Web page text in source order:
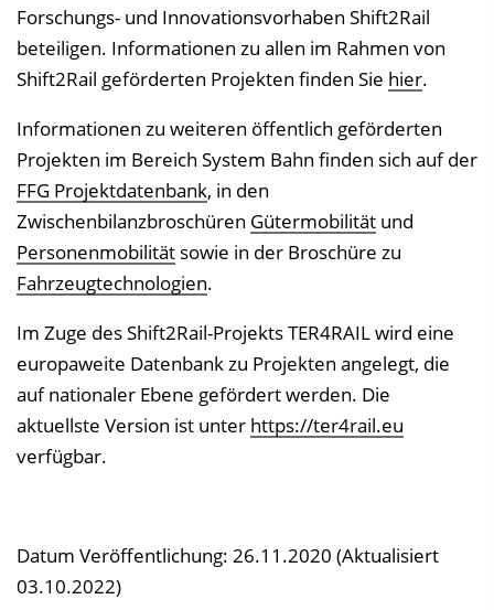
Forschungs- und Innovationsvorhaben Shift2Rail
beteiligen. Informationen zu allen im Rahmen von
Shift2Rail geförderten Projekten finden Sie hier.
Informationen zu weiteren öffentlich geförderten
Projekten im Bereich System Bahn finden sich auf der
FFG Projektdatenbank, in den
Zwischenbilanzbroschüren Gütermobilität und
Personenmobilität sowie in der Broschüre zu
Fahrzeugtechnologien.
Im Zuge des Shift2Rail-Projekts TER4RAIL wird eine
europaweite Datenbank zu Projekten angelegt, die
auf nationaler Ebene gefördert werden. Die
aktuellste Version ist unter https://ter4rail.eu
verfügbar.
Datum Veröffentlichung: 26.11.2020 (Aktualisiert
03.10.2022)